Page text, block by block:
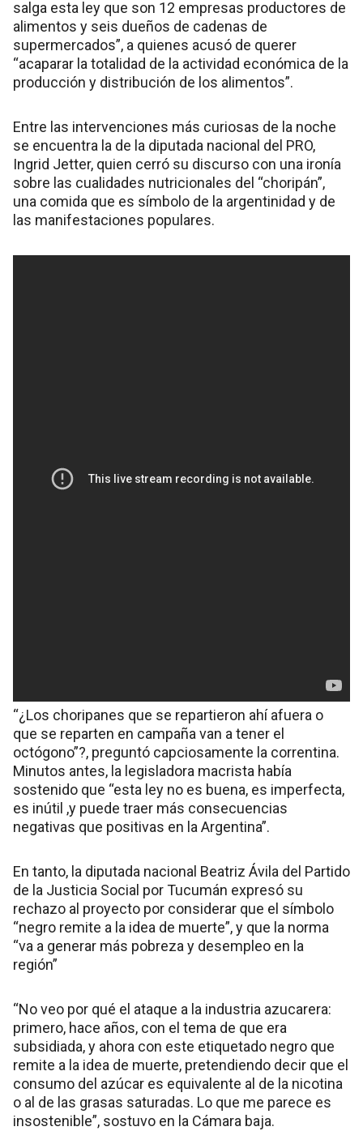
salga esta ley que son 12 empresas productores de
alimentos y seis dueños de cadenas de
supermercados”, a quienes acusó de querer
“acaparar la totalidad de la actividad económica de la
producción y distribución de los alimentos”.
Entre las intervenciones más curiosas de la noche
se encuentra la de la diputada nacional del PRO,
Ingrid Jetter, quien cerró su discurso con una ironía
sobre las cualidades nutricionales del “choripán”,
una comida que es símbolo de la argentinidad y de
las manifestaciones populares.
“¿Los choripanes que se repartieron ahí afuera o
que se reparten en campaña van a tener el
octógono”?, preguntó capciosamente la correntina.
Minutos antes, la legisladora macrista había
sostenido que “esta ley no es buena, es imperfecta,
es inútil ,y puede traer más consecuencias
negativas que positivas en la Argentina”.
En tanto, la diputada nacional Beatriz Ávila del Partido
de la Justicia Social por Tucumán expresó su
rechazo al proyecto por considerar que el símbolo
“negro remite a la idea de muerte”, y que la norma
“va a generar más pobreza y desempleo en la
región”
“No veo por qué el ataque a la industria azucarera:
primero, hace años, con el tema de que era
subsidiada, y ahora con este etiquetado negro que
remite a la idea de muerte, pretendiendo decir que el
consumo del azúcar es equivalente al de la nicotina
o al de las grasas saturadas. Lo que me parece es
insostenible”, sostuvo en la Cámara baja.